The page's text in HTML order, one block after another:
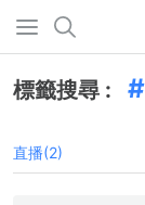
標籤搜尋 :
直播(2)